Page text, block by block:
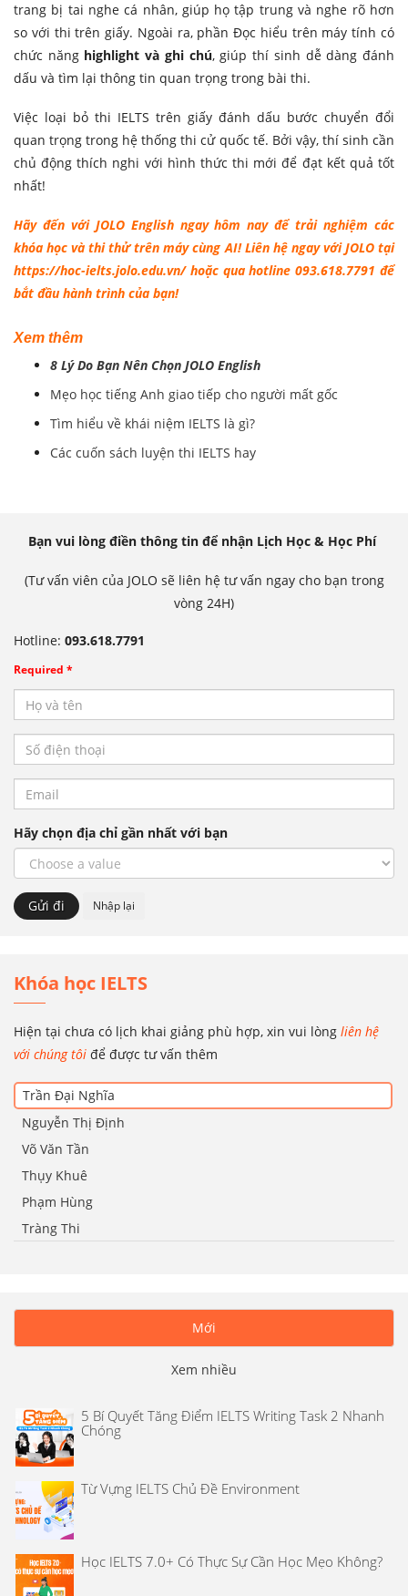
trang bị tai nghe cá nhân, giúp họ tập trung và nghe rõ hơn
so với thi trên giấy. Ngoài ra, phần Đọc hiểu trên máy tính có
chức năng highlight và ghi chú, giúp thí sinh dễ dàng đánh
dấu và tìm lại thông tin quan trọng trong bài thi.
Việc loại bỏ thi IELTS trên giấy đánh dấu bước chuyển đổi
quan trọng trong hệ thống thi cử quốc tế. Bởi vậy, thí sinh cần
chủ động thích nghi với hình thức thi mới để đạt kết quả tốt
nhất!
Hãy đến với JOLO Englishngay hôm nay để trải nghiệm các
khóa học và thi thử trên máy cùng AI! Liên hệ ngay với JOLO tại
https://hoc-ielts.jolo.edu.vn/hoặc qua hotline 093.618.7791 để
bắt đầu hành trình của bạn!
Xem thêm
8 Lý Do Bạn Nên Chọn JOLO English
Mẹo học tiếng Anh giao tiếp cho người mất gốc
Tìm hiểu về khái niệm IELTS là gì?
Các cuốn sách luyện thi IELTS hay
Bạn vui lòng điền thông tin để nhận Lịch Học & Học Phí
(Tư vấn viên của JOLO sẽ liên hệ tư vấn ngay cho bạn trong
vòng 24H)
Hotline: 093.618.7791
Required *
Hãy chọn địa chỉ gần nhất với bạn
Khóa học IELTS
Hiện tại chưa có lịch khai giảng phù hợp, xin vui lòng liên hệ
với chúng tôi để được tư vấn thêm
Trần Đại Nghĩa
Nguyễn Thị Định
Võ Văn Tần
Thụy Khuê
Phạm Hùng
Tràng Thi
Mới
Xem nhiều
5 Bí Quyết Tăng Điểm IELTS Writing Task 2 Nhanh
Chóng
Từ Vựng IELTS Chủ Đề Environment
Học IELTS 7.0+ Có Thực Sự Cần Học Mẹo Không?